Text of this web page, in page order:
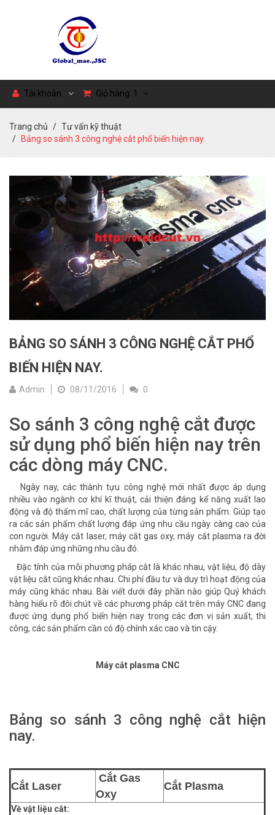
Tài khoản Giỏ hàng: 1
Trang chủ
Tư vấn kỹ thuật
Bảng so sánh 3 công nghệ cắt phổ biến hiện nay.
BẢNG SO SÁNH 3 CÔNG NGHỆ CẮT PHỔ
BIẾN HIỆN NAY.
Admin 08/11/2016 0
So sánh 3 công nghệ cắt được
sử dụng phổ biến hiện nay trên
các dòng máy CNC.
Ngày nay, các thành tựu công nghệ mới nhất được áp dụng
nhiều vào ngành cơ khí kĩ thuật, cải thiện đáng kể năng xuất lao
động và độ thẩm mĩ cao, chất lượng của từng sản phẩm. Giúp tạo
ra các sản phẩm chất lượng đáp ứng nhu cầu ngày càng cao của
con người. Máy cắt laser, máy cắt gas oxy, máy cắt plasma ra đời
nhằm đáp ứng những nhu cầu đó.
Đặc tính của mỗi phương pháp cắt là khác nhau, vật liệu, độ dày
vật liệu cắt cũng khác nhau. Chi phí đầu tư và duy trì hoạt động của
máy cũng khác nhau. Bài viết dưới đây phần nào giúp Quý khách
hàng hiểu rõ đôi chút về các phương pháp cắt trên máy CNC đang
được ứng dụng phổ biến hiện nay trong các đơn vị sản xuất, thi
công, các sản phẩm cần có độ chính xác cao và tin cậy.
Máy cắt plasma CNC
Bảng so sánh 3 công nghệ cắt hiện
nay.
Cắt Laser
Cắt Gas
Oxy
Cắt Plasma
Về vật liệu cắt: